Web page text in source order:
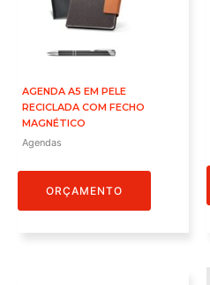
AGENDA A5 EM PELE
RECICLADA COM FECHO
MAGNÉTICO
Agendas
ORÇAMENTO